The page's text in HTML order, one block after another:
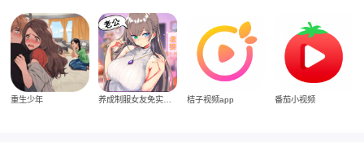
重生少年 桔子视频app 番茄小视频